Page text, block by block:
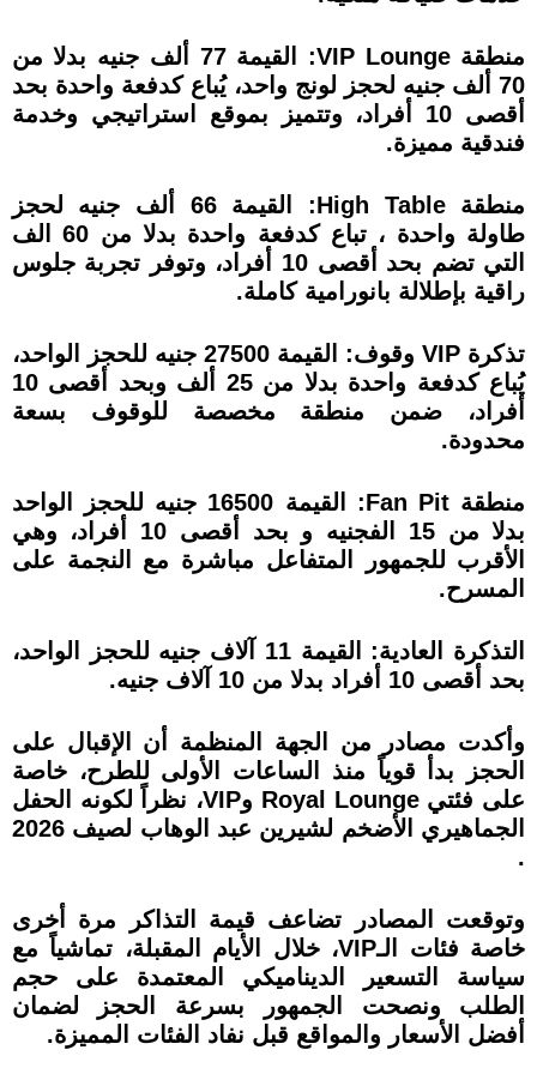
منطقة VIP Lounge: القيمة 77 ألف جنيه بدلا من
70 ألف جنيه لحجز لونج واحد، يُباع كدفعة واحدة بحد
أقصى 10 أفراد، وتتميز بموقع استراتيجي وخدمة
فندقية مميزة.
منطقة High Table: القيمة 66 ألف جنيه لحجز
طاولة واحدة ، تباع كدفعة واحدة بدلا من 60 الف
التي تضم بحد أقصى 10 أفراد، وتوفر تجربة جلوس
راقية بإطلالة بانورامية كاملة.
تذكرة VIP وقوف: القيمة 27500 جنيه للحجز الواحد،
يُباع كدفعة واحدة بدلا من 25 ألف وبحد أقصى 10
أفراد، ضمن منطقة مخصصة للوقوف بسعة
محدودة.
منطقة Fan Pit: القيمة 16500 جنيه للحجز الواحد
بدلا من 15 الفجنيه و بحد أقصى 10 أفراد، وهي
الأقرب للجمهور المتفاعل مباشرة مع النجمة على
المسرح.
التذكرة العادية: القيمة 11 آلاف جنيه للحجز الواحد،
بحد أقصى 10 أفراد بدلا من 10 آلاف جنيه.
وأكدت مصادر من الجهة المنظمة أن الإقبال على
الحجز بدأ قوياً منذ الساعات الأولى للطرح، خاصة
على فئتي Royal Lounge وVIP، نظراً لكونه الحفل
الجماهيري الأضخم لشيرين عبد الوهاب لصيف 2026
.
وتوقعت المصادر تضاعف قيمة التذاكر مرة أخرى
خاصة فئات الـVIP، خلال الأيام المقبلة، تماشياً مع
سياسة التسعير الديناميكي المعتمدة على حجم
الطلب ونصحت الجمهور بسرعة الحجز لضمان
أفضل الأسعار والمواقع قبل نفاد الفئات المميزة.